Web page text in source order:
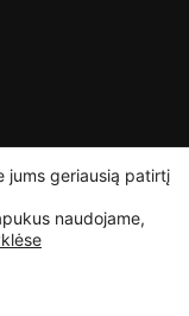
jums geriausią patirtį
naudojame,